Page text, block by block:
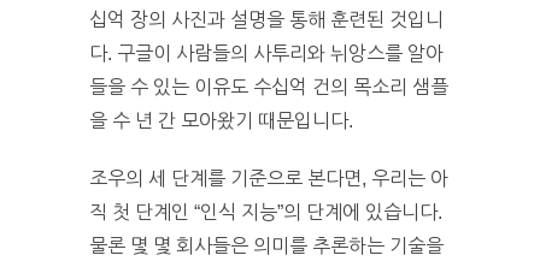
십억 장의 사진과 설명을 통해 훈련된 것입니
다. 구글이 사람들의 사투리와 뉘앙스를 알아
들을 수 있는 이유도 수십억 건의 목소리 샘플
을 수 년 간 모아왔기 때문입니다.
조우의 세 단계를 기준으로 본다면, 우리는 아
직 첫 단계인 “인식 지능”의 단계에 있습니다.
물론 몇 몇 회사들은 의미를 추론하는 기술을